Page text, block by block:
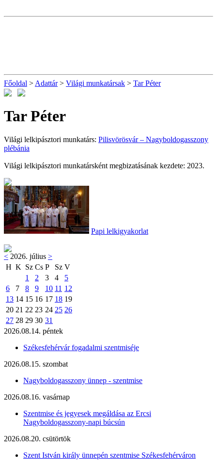
Főoldal > Adattár> Világi munkatársak > Tar Péter
Tar Péter
Világi lelkipásztori munkatárs: Pilisvörösvár – Nagyboldogasszony
plébánia
Világi lelkipásztori munkatársként megbizatásának kezdete: 2023.
Papi lelkigyakorlat
< 2026. július >
H K Sz Cs P Sz V
1
2 3 4
5
6
7 8 9 10 11 12
13 14 15 16 17 18 19
20 21 22 23 24 25 26
27 28 29 30 31
2026.08.14. péntek
Székesfehérvár fogadalmi szentmiséje
2026.08.15. szombat
Nagyboldogasszony ünnep - szentmise
2026.08.16. vasárnap
Szentmise és jegyesek megáldása az Ercsi
Nagyboldogasszony-napi búcsún
2026.08.20. csütörtök
Szent István király ünnepén szentmise Székesfehérváron